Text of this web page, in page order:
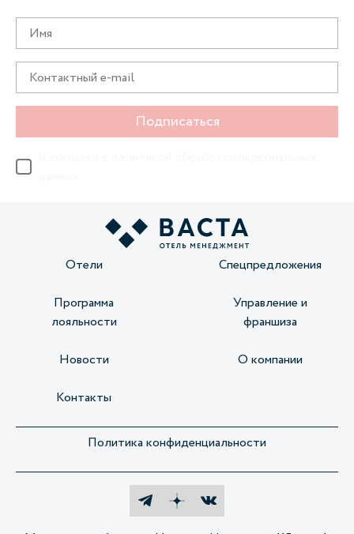
Подписаться
Отели Спецпредложения
Программа
лояльности
Управление и
франшиза
Новости О компании
Контакты
Политика конфиденциальности